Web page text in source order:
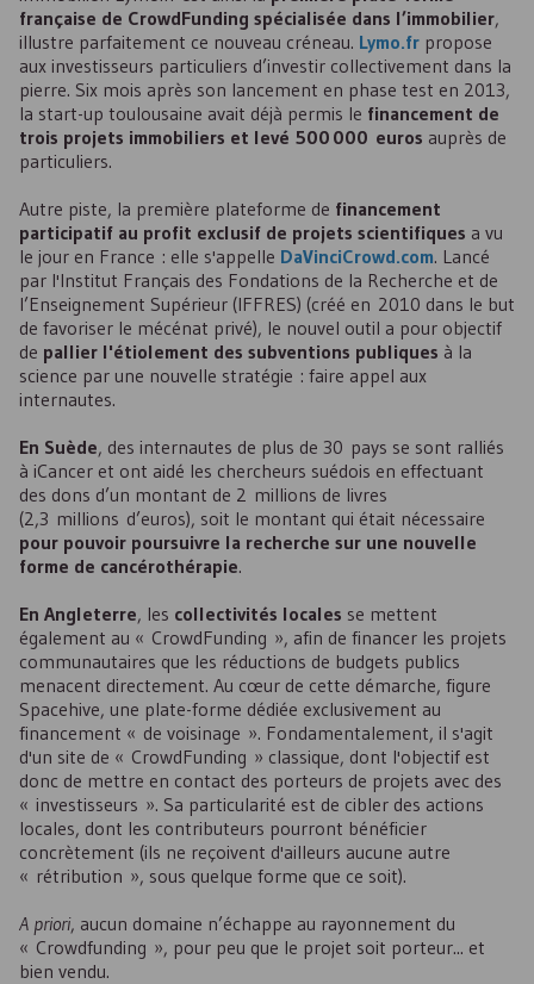
française de CrowdFunding spécialisée dans l’immobilier,
illustre parfaitement ce nouveau créneau. Lymo.fr propose
aux investisseurs particuliers d’investir collectivement dans la
pierre. Six mois après son lancement en phase test en 2013,
la start-up toulousaine avait déjà permis le financement de
trois projets immobiliers et levé 500 000 euros auprès de
particuliers.
Autre piste, la première plateforme de financement
participatif au profit exclusif de projets scientifiques a vu
le jour en France : elle s'appelle DaVinciCrowd.com. Lancé
par l'Institut Français des Fondations de la Recherche et de
l’Enseignement Supérieur (IFFRES) (créé en 2010 dans le but
de favoriser le mécénat privé), le nouvel outil a pour objectif
de pallier l'étiolement des subventions publiques à la
science par une nouvelle stratégie : faire appel aux
internautes.
En Suède, des internautes de plus de 30 pays se sont ralliés
à iCancer et ont aidé les chercheurs suédois en effectuant
des dons d’un montant de 2 millions de livres
(2,3 millions d’euros), soit le montant qui était nécessaire
pour pouvoir poursuivre la recherche sur une nouvelle
forme de cancérothérapie.
En Angleterre, les collectivités locales se mettent
également au « CrowdFunding », afin de financer les projets
communautaires que les réductions de budgets publics
menacent directement. Au cœur de cette démarche, figure
Spacehive, une plate-forme dédiée exclusivement au
financement « de voisinage ». Fondamentalement, il s'agit
d'un site de « CrowdFunding » classique, dont l'objectif est
donc de mettre en contact des porteurs de projets avec des
« investisseurs ». Sa particularité est de cibler des actions
locales, dont les contributeurs pourront bénéficier
concrètement (ils ne reçoivent d'ailleurs aucune autre
« rétribution », sous quelque forme que ce soit).
A priori, aucun domaine n’échappe au rayonnement du
« Crowdfunding », pour peu que le projet soit porteur... et
bien vendu.